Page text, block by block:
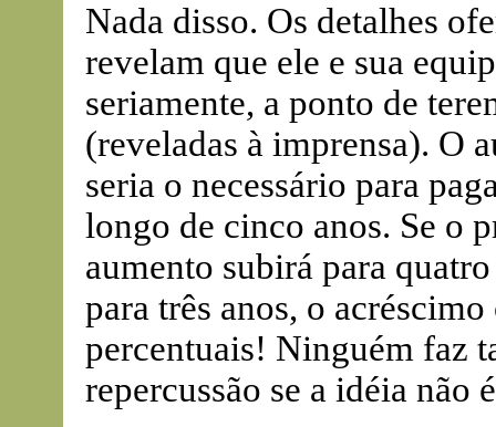
Nada disso. Os detalhes
revelam que ele e sua
seriamente, a ponto de
(reveladas à imprensa). O
seria o necessário para
longo de cinco anos. Se o
aumento subirá para
para três anos, o
percentuais! Ninguém faz
repercussão se a idéia não